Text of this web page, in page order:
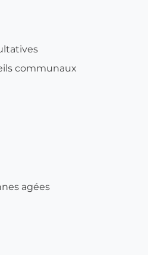
communaux
agées